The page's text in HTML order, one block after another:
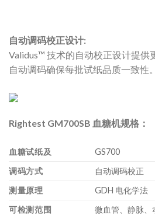
自动调码校正设计:
Validus™ 技术的自动校正设计提供
自动调码确保每批试纸品质一致性。
Rightest GM700SB 血糖机规格：
血糖试纸及
GS700
调码方式
自动调码校正
测量原理
GDH 电化学法
可检测范围
微血管、静脉、